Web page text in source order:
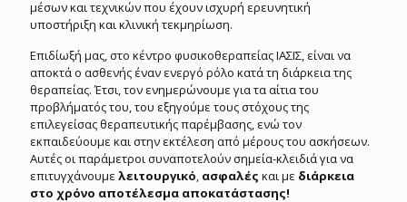
μέσων και τεχνικών που έχουν ισχυρή ερευνητική
υποστήριξη και κλινική τεκμηρίωση.
Επιδίωξή μας, στο κέντρο φυσικοθεραπείας ΙΑΣΙΣ, είναι να
αποκτά ο ασθενής έναν ενεργό ρόλο κατά τη διάρκεια της
θεραπείας. Έτσι, τον ενημερώνουμε για τα αίτια του
προβλήματός του, του εξηγούμε τους στόχους της
επιλεγείσας θεραπευτικής παρέμβασης, ενώ τον
εκπαιδεύουμε και στην εκτέλεση από μέρους του ασκήσεων.
Αυτές οι παράμετροι συναποτελούν σημεία-κλειδιά για να
επιτυγχάνουμε λειτουργικό, ασφαλές και με διάρκεια
στο χρόνο αποτέλεσμα αποκατάστασης!